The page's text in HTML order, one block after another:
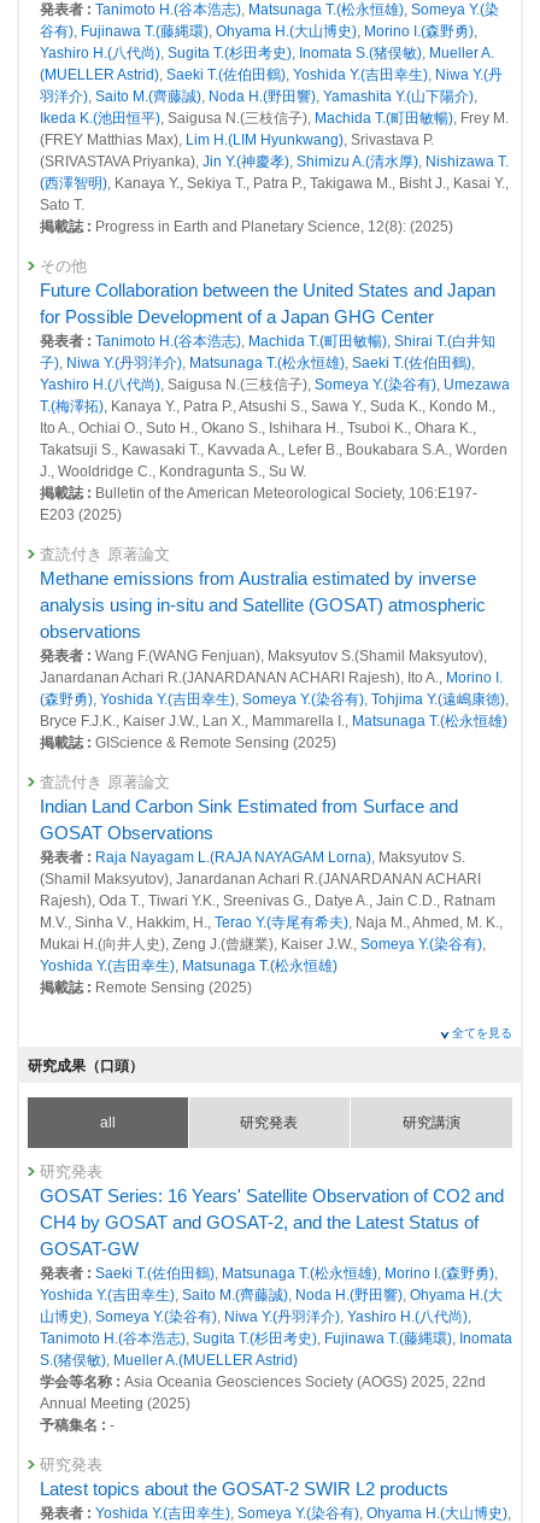
25964 : 気候変動・大気質研究プログラム
25965 : 地球規模における自然起源及び人為起源GHG吸収・排出量の定
量的評価
26006 : 地球システム分野の先見的・先端的な基礎研究
26023 : 衛星観測に関する事業
26334 : 新型光学リモートセンシングに関する研究開発
2021年度
25498 : 気候変動・大気質研究プログラム
25506 : 地球規模における自然起源及び人為起源GHG吸収・排出量の定
量的評価
25556 : 衛星観測に関する事業
25655 : 地球システム分野の先見的・先端的な基礎研究
2020年度
25122 : 衛星観測センター
25128 : マルチスケールGHG変動評価システム構築と緩和策評価に関す
る研究
2019年度
24754 : 衛星観測センター
2018年度
24337 : 衛星観測センター
発表者 : Tanimoto H.(谷本浩志), Matsunaga T.(松永恒雄), Someya Y.(染
谷有), Fujinawa T.(藤縄環), Ohyama H.(大山博史), Morino I.(森野勇),
Yashiro H.(八代尚), Sugita T.(杉田考史), Inomata S.(猪俣敏), Mueller A.
(MUELLER Astrid), Saeki T.(佐伯田鶴), Yoshida Y.(吉田幸生), Niwa Y.(丹
羽洋介), Saito M.(齊藤誠), Noda H.(野田響), Yamashita Y.(山下陽介),
Ikeda K.(池田恒平), Saigusa N.(三枝信子), Machida T.(町田敏暢), Frey M.
(FREY Matthias Max), Lim H.(LIM Hyunkwang), Srivastava P.
(SRIVASTAVA Priyanka), Jin Y.(神慶孝), Shimizu A.(清水厚), Nishizawa T.
(西澤智明), Kanaya Y., Sekiya T., Patra P., Takigawa M., Bisht J., Kasai Y.,
Sato T.
掲載誌 : Progress in Earth and Planetary Science, 12(8): (2025)
その他
Future Collaboration between the United States and Japan
for Possible Development of a Japan GHG Center
発表者 : Tanimoto H.(谷本浩志), Machida T.(町田敏暢), Shirai T.(白井知
子), Niwa Y.(丹羽洋介), Matsunaga T.(松永恒雄), Saeki T.(佐伯田鶴),
Yashiro H.(八代尚), Saigusa N.(三枝信子), Someya Y.(染谷有), Umezawa
T.(梅澤拓), Kanaya Y., Patra P., Atsushi S., Sawa Y., Suda K., Kondo M.,
Ito A., Ochiai O., Suto H., Okano S., Ishihara H., Tsuboi K., Ohara K.,
Takatsuji S., Kawasaki T., Kavvada A., Lefer B., Boukabara S.A., Worden
J., Wooldridge C., Kondragunta S., Su W.
掲載誌 : Bulletin of the American Meteorological Society, 106:E197-
E203 (2025)
査読付き 原著論文
Methane emissions from Australia estimated by inverse
analysis using in-situ and Satellite (GOSAT) atmospheric
observations
発表者 : Wang F.(WANG Fenjuan), Maksyutov S.(Shamil Maksyutov),
Janardanan Achari R.(JANARDANAN ACHARI Rajesh), Ito A., Morino I.
(森野勇), Yoshida Y.(吉田幸生), Someya Y.(染谷有), Tohjima Y.(遠嶋康徳),
Bryce F.J.K., Kaiser J.W., Lan X., Mammarella I., Matsunaga T.(松永恒雄)
掲載誌 : GIScience & Remote Sensing (2025)
査読付き 原著論文
Indian Land Carbon Sink Estimated from Surface and
GOSAT Observations
発表者 : Raja Nayagam L.(RAJA NAYAGAM Lorna), Maksyutov S.
(Shamil Maksyutov), Janardanan Achari R.(JANARDANAN ACHARI
Rajesh), Oda T., Tiwari Y.K., Sreenivas G., Datye A., Jain C.D., Ratnam
M.V., Sinha V., Hakkim, H., Terao Y.(寺尾有希夫), Naja M., Ahmed, M. K.,
Mukai H.(向井人史), Zeng J.(曾継業), Kaiser J.W., Someya Y.(染谷有),
Yoshida Y.(吉田幸生), Matsunaga T.(松永恒雄)
掲載誌 : Remote Sensing (2025)
発表者 : Ohyama H.(大山博史)
勇),Yoshida Y.(吉田幸生),Saito M.(齊藤誠),Noda H.(野田響),Someya Y.
Saeki T.(佐伯田鶴) Niwa Y.(丹羽洋介) Yashiro H.(八代尚)
S.(猪俣敏)
掲載誌 :
総説・解説
TANSO-3/GOSAT-GW観測スペクトルによる温室効果ガス
濃度推定アルゴリズム
発表者 : 染谷有,八代尚,吉田幸生
掲載誌 : 日本リモートセンシング学会誌, 44(2):120 (2024)
査読付き 原著論文
Update on the GOSAT TANSO–FTS SWIR Level 2 retrieval
algorithm
発表者 :Someya Y.(染谷有)
Nomura S.(野村渉平), Kamei A.(亀井秋秀),
井人史),
Matsunaga T.(松永恒雄) , Laughner J.L., Velazco V.A.,
Herkommer B., Te Y. , Sha M.K., Kivi R., Zhou M., Oh Y.S., Deutcher N.M.,
全てを見る
研究成果（口頭）
all 研究発表 研究講演
研究発表
GOSAT Series: 16 Years' Satellite Observation of CO2 and
CH4 by GOSAT and GOSAT-2, and the Latest Status of
GOSAT-GW
発表者 : Saeki T.(佐伯田鶴), Matsunaga T.(松永恒雄), Morino I.(森野勇),
Yoshida Y.(吉田幸生), Saito M.(齊藤誠), Noda H.(野田響), Ohyama H.(大
山博史), Someya Y.(染谷有), Niwa Y.(丹羽洋介), Yashiro H.(八代尚),
Tanimoto H.(谷本浩志), Sugita T.(杉田考史), Fujinawa T.(藤縄環), Inomata
S.(猪俣敏), Mueller A.(MUELLER Astrid)
学会等名称 : Asia Oceania Geosciences Society (AOGS) 2025, 22nd
Annual Meeting (2025)
予稿集名 : -
研究発表
Latest topics about the GOSAT-2 SWIR L2 products
発表者 : Yoshida Y.(吉田幸生), Someya Y.(染谷有), Ohyama H.(大山博史),